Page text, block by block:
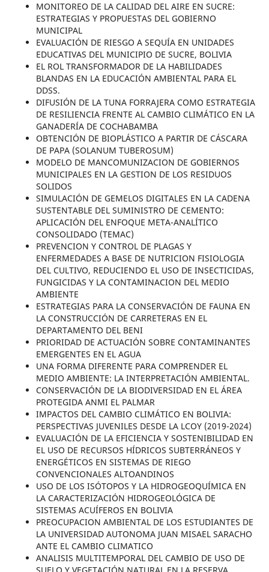
MONITOREO DE LA CALIDAD DEL AIRE EN SUCRE:
ESTRATEGIAS Y PROPUESTAS DEL GOBIERNO
MUNICIPAL
EVALUACIÓN DE RIESGO A SEQUÍA EN UNIDADES
EDUCATIVAS DEL MUNICIPIO DE SUCRE, BOLIVIA
EL ROL TRANSFORMADOR DE LA HABILIDADES
BLANDAS EN LA EDUCACIÓN AMBIENTAL PARA EL
DDSS.
DIFUSIÓN DE LA TUNA FORRAJERA COMO ESTRATEGIA
DE RESILIENCIA FRENTE AL CAMBIO CLIMÁTICO EN LA
GANADERÍA DE COCHABAMBA
OBTENCIÓN DE BIOPLÁSTICO A PARTIR DE CÁSCARA
DE PAPA (SOLANUM TUBEROSUM)
MODELO DE MANCOMUNIZACION DE GOBIERNOS
MUNICIPALES EN LA GESTION DE LOS RESIDUOS
SOLIDOS
SIMULACIÓN DE GEMELOS DIGITALES EN LA CADENA
SUSTENTABLE DEL SUMINISTRO DE CEMENTO:
APLICACIÓN DEL ENFOQUE META-ANALÍTICO
CONSOLIDADO (TEMAC)
PREVENCION Y CONTROL DE PLAGAS Y
ENFERMEDADES A BASE DE NUTRICION FISIOLOGIA
DEL CULTIVO, REDUCIENDO EL USO DE INSECTICIDAS,
FUNGICIDAS Y LA CONTAMINACION DEL MEDIO
AMBIENTE
ESTRATEGIAS PARA LA CONSERVACIÓN DE FAUNA EN
LA CONSTRUCCIÓN DE CARRETERAS EN EL
DEPARTAMENTO DEL BENI
PRIORIDAD DE ACTUACIÓN SOBRE CONTAMINANTES
EMERGENTES EN EL AGUA
UNA FORMA DIFERENTE PARA COMPRENDER EL
MEDIO AMBIENTE: LA INTERPRETACIÓN AMBIENTAL.
CONSERVACIÓN DE LA BIODIVERSIDAD EN EL ÁREA
PROTEGIDA ANMI EL PALMAR
IMPACTOS DEL CAMBIO CLIMÁTICO EN BOLIVIA:
PERSPECTIVAS JUVENILES DESDE LA LCOY (2019-2024)
EVALUACIÓN DE LA EFICIENCIA Y SOSTENIBILIDAD EN
EL USO DE RECURSOS HÍDRICOS SUBTERRÁNEOS Y
ENERGÉTICOS EN SISTEMAS DE RIEGO
CONVENCIONALES ALTOANDINOS
USO DE LOS ISÓTOPOS Y LA HIDROGEOQUÍMICA EN
LA CARACTERIZACIÓN HIDROGEOLÓGICA DE
SISTEMAS ACUÍFEROS EN BOLIVIA
PREOCUPACION AMBIENTAL DE LOS ESTUDIANTES DE
LA UNIVERSIDAD AUTONOMA JUAN MISAEL SARACHO
ANTE EL CAMBIO CLIMATICO
ANALISIS MULTITEMPORAL DEL CAMBIO DE USO DE